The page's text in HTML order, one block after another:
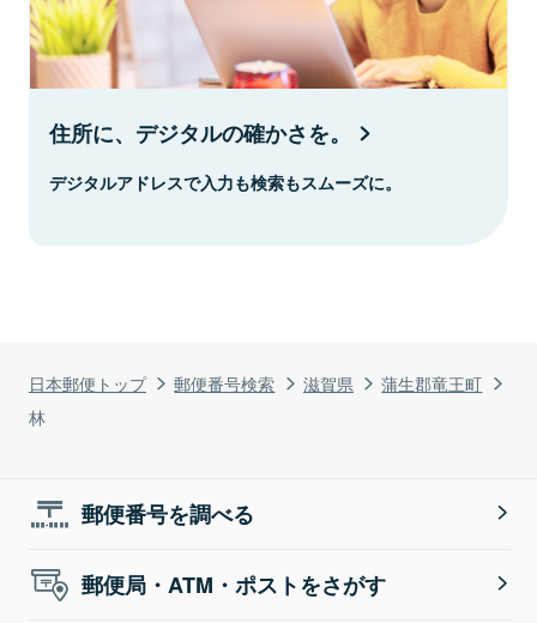
日本郵便トップ 郵便番号検索 滋賀県
蒲生郡竜王町
林
住所に、デジタルの確かさを。
デジタルアドレスで入力も検索もスムーズに。
郵便番号を調べる
郵便局・ATM・ポストをさがす